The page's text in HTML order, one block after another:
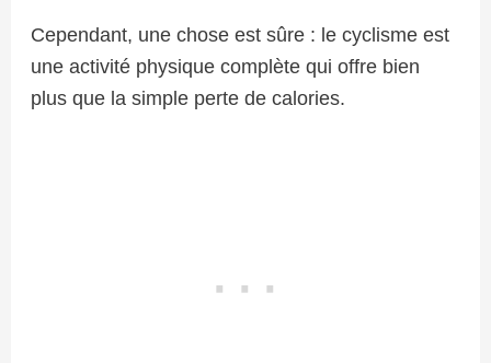
Cependant, une chose est sûre : le cyclisme est
une activité physique complète qui offre bien
plus que la simple perte de calories.